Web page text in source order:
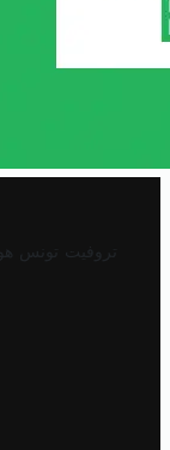
تروفيت تونس